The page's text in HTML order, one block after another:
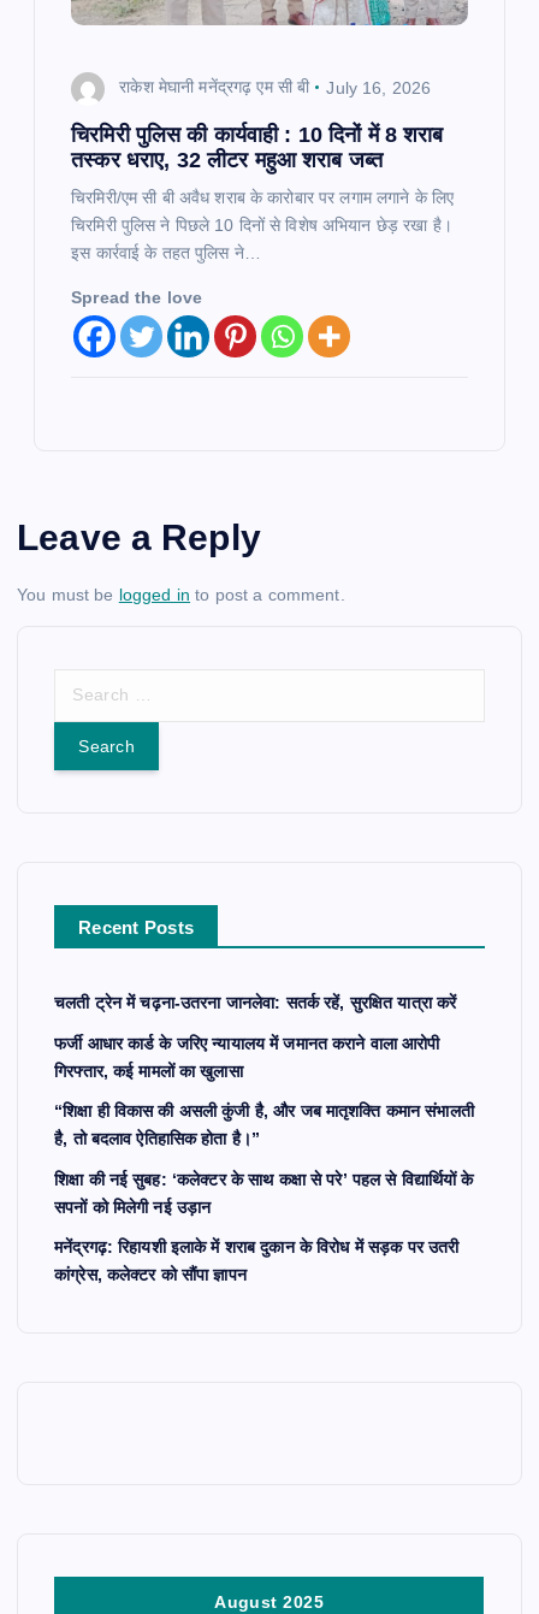
राकेश मेघानी मनेंद्रगढ़ एम सी बी July 16, 2026
चिरमिरी पुलिस की कार्यवाही : 10 दिनों में 8 शराब
तस्कर धराए, 32 लीटर महुआ शराब जब्त
चिरमिरी/एम सी बी अवैध शराब के कारोबार पर लगाम लगाने के लिए
चिरमिरी पुलिस ने पिछले 10 दिनों से विशेष अभियान छेड़ रखा है।
इस कार्रवाई के तहत पुलिस ने…
Spread the love
Leave a Reply
You must be logged in to post a comment.
r
Recent Posts
चलती ट्रेन में चढ़ना-उतरना जानलेवा: सतर्क रहें, सुरक्षित यात्रा करें
फर्जी आधार कार्ड के जरिए न्यायालय में जमानत कराने वाला आरोपी
गिरफ्तार, कई मामलों का खुलासा
“शिक्षा ही विकास की असली कुंजी है, और जब मातृशक्ति कमान संभालती
है, तो बदलाव ऐतिहासिक होता है।”
शिक्षा की नई सुबह: ‘कलेक्टर के साथ कक्षा से परे’ पहल से विद्यार्थियों के
सपनों को मिलेगी नई उड़ान
मनेंद्रगढ़: रिहायशी इलाके में शराब दुकान के विरोध में सड़क पर उतरी
कांग्रेस, कलेक्टर को सौंपा ज्ञापन
August 2025